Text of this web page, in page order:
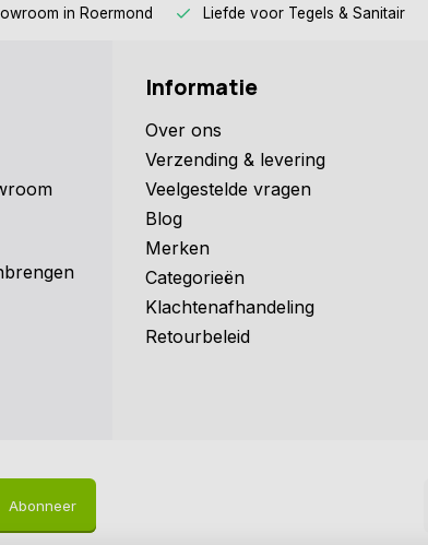
in Roermond Liefde voor Tegels & Sanitair
Informatie
Over ons
Verzending & levering
Veelgestelde vragen
Blog
Merken
Categorieën
Klachtenafhandeling
Retourbeleid
Abonneer